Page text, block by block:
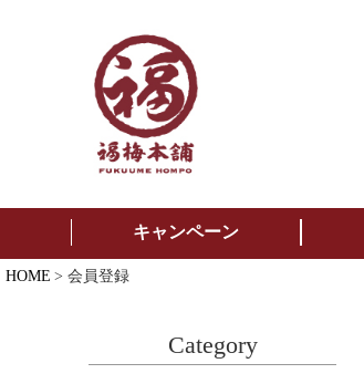
キャンペーン
HOME 会員登録
Category